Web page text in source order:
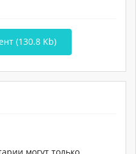
(130.8 Kb)